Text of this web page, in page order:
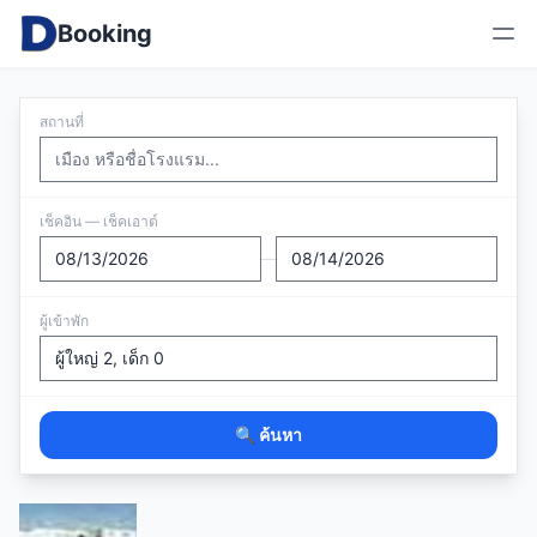
Booking
สถานที่
เช็คอิน — เช็คเอาต์
—
ผู้เข้าพัก
🔍 ค้นหา